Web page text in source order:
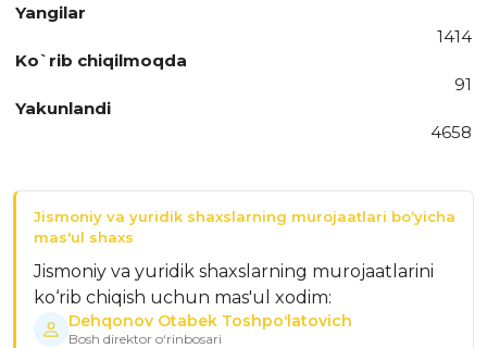
Yangilar
1414
Ko`rib chiqilmoqda
91
Yakunlandi
4658
Jismoniy va yuridik shaxslarning murojaatlari bo‘yicha
mas'ul shaxs
Jismoniy va yuridik shaxslarning murojaatlarini
ko‘rib chiqish uchun mas'ul xodim:
Dehqonov Otabek Toshpoʻlatovich
Bosh direktor o‘rinbosari